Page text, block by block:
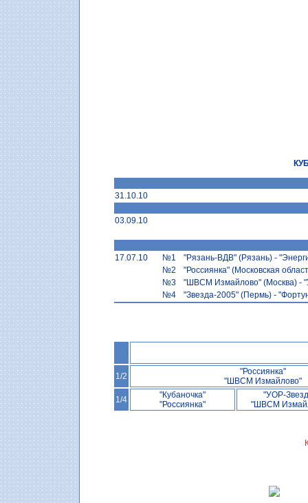
31.10.10
03.09.10
17.07.10 №1
"Рязань-ВДВ" (Рязань) -
№2
"Россиянка" (Московская
№3
"ШВСМ Измайлово" (Москва) -
№4
"Звезда-2005" (Пермь) -
1/2
"Россиянка"
"ШВСМ Измайлово"
1/4
"Кубаночка"
"Россиянка"
"УОР-
"ШВСМ